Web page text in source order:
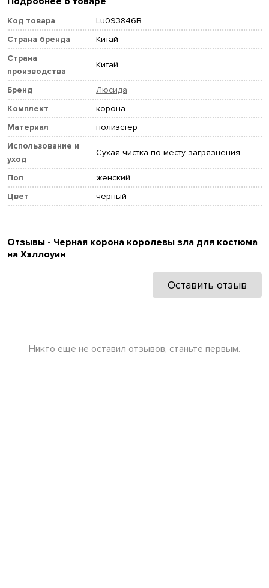
Код товара
Lu093846B
Страна бренда
Китай
Страна
производства
Китай
Бренд
Люсида
Комплект
корона
Материал
полиэстер
Использование и
уход
Сухая чистка по месту загрязнения
Пол
женский
Цвет
черный
Отзывы - Черная корона королевы зла для костюма
на Хэллоуин
Оставить отзыв
Никто еще не оставил отзывов, станьте первым.